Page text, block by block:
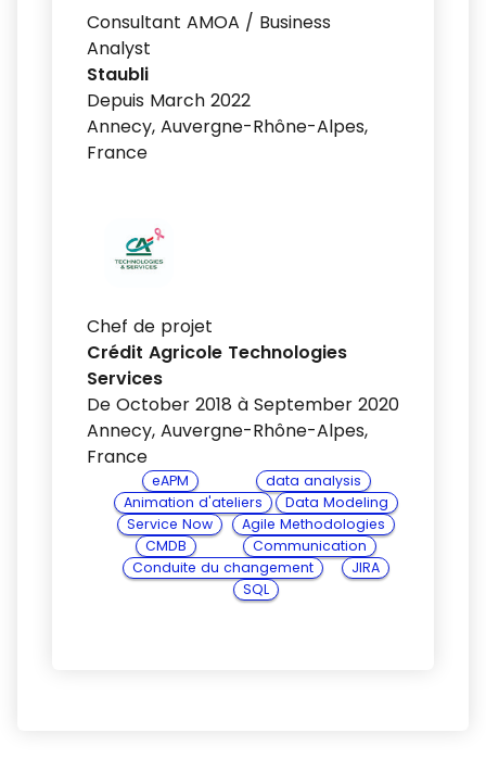
Consultant AMOA / Business
Analyst
Staubli
Depuis March 2022
Annecy, Auvergne-Rhône-Alpes,
France
Chef de projet
Crédit Agricole Technologies
Services
De October 2018 à September 2020
Annecy, Auvergne-Rhône-Alpes,
France
eAPM
data analysis
Animation d'ateliers
Data Modeling
Service Now
Agile Methodologies
CMDB
Communication
Conduite du changement
JIRA
SQL